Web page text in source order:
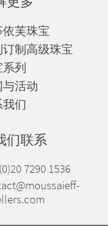
依芙珠宝
订制高级珠宝
列
与活动
们
们联系
7290 1536